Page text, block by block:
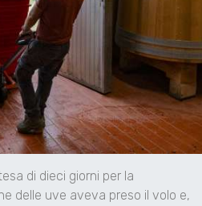
di dieci giorni per la
delle uve aveva preso il volo e,